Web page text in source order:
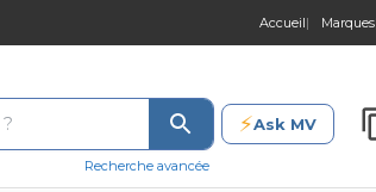
Accueil Marques
Recherche avancée
⚡Ask MV